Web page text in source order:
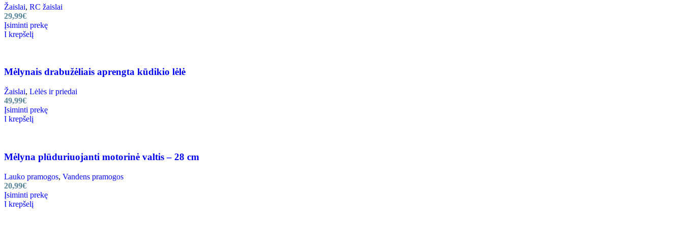
Žaislai, RC žaislai
29,99€
Įsiminti prekę
Į krepšelį
Mėlynais drabužėliais aprengta kūdikio lėlė
Žaislai, Lėlės ir priedai
49,99€
Įsiminti prekę
Į krepšelį
Mėlyna plūduriuojanti motorinė valtis – 28 cm
Lauko pramogos, Vandens pramogos
20,99€
Įsiminti prekę
Į krepšelį